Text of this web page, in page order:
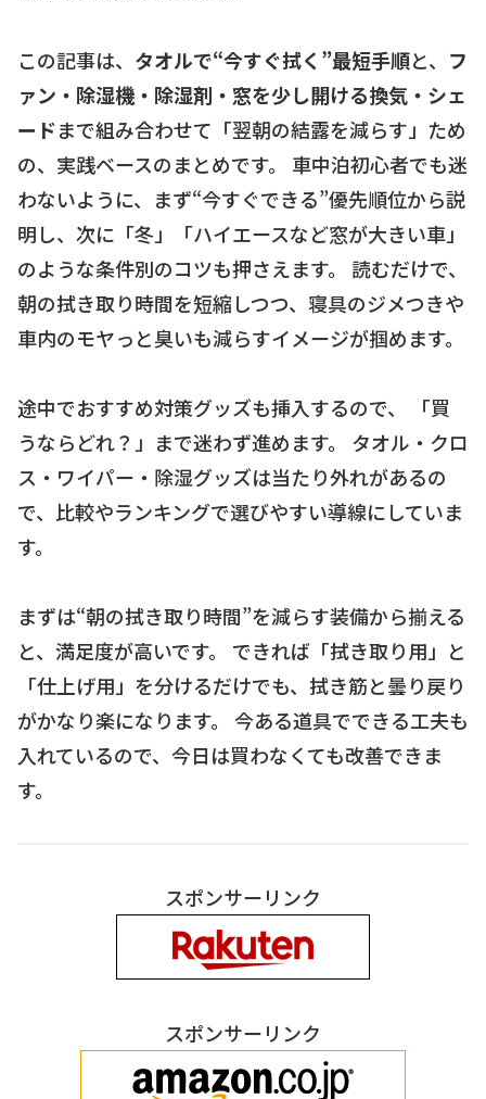
この記事は、 タオルで“今すぐ拭く”最短手順と、 フ
ァン・除湿機・除湿剤・窓を少し開ける換気・シェ
ードまで組み合わせて「翌朝の結露を減らす」ため
の、実践ベースのまとめです。 車中泊初心者でも迷
わないように、まず“今すぐできる”優先順位から説
明し、次に「冬」「ハイエースなど窓が大きい車」
のような条件別のコツも押さえます。 読むだけで、
朝の拭き取り時間を短縮しつつ、寝具のジメつきや
車内のモヤっと臭いも減らすイメージが掴めます。
途中でおすすめ対策グッズも挿入するので、 「買
うならどれ？」まで迷わず進めます。 タオル・クロ
ス・ワイパー・除湿グッズは当たり外れがあるの
で、比較やランキングで選びやすい導線にしていま
す。
まずは“朝の拭き取り時間”を減らす装備から揃える
と、満足度が高いです。 できれば「拭き取り用」と
「仕上げ用」を分けるだけでも、拭き筋と曇り戻り
がかなり楽になります。 今ある道具でできる工夫も
入れているので、今日は買わなくても改善できま
す。
スポンサーリンク
スポンサーリンク